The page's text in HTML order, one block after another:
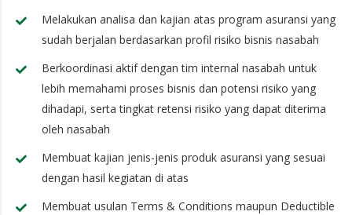
Melakukan analisa dan kajian atas program asuransi yang
sudah berjalan berdasarkan profil risiko bisnis nasabah
Berkoordinasi aktif dengan tim internal nasabah untuk
lebih memahami proses bisnis dan potensi risiko yang
dihadapi, serta tingkat retensi risiko yang dapat diterima
oleh nasabah
Membuat kajian jenis-jenis produk asuransi yang sesuai
dengan hasil kegiatan di atas
Membuat usulan Terms & Conditions maupun Deductible